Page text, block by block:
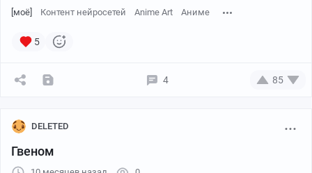
[моё] Контент нейросетей Anime Art Аниме
5
4 85
DELETED
Гвеном